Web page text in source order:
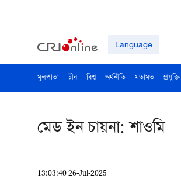
Language
মূলপাতা চীন বিশ্ব অর্থনীতি মতামত প্রযুক্তি
মেড ইন চায়না: শাওমি
13:03:40 26-Jul-2025